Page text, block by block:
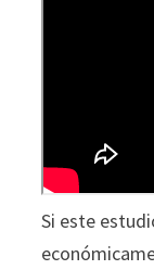
Si este